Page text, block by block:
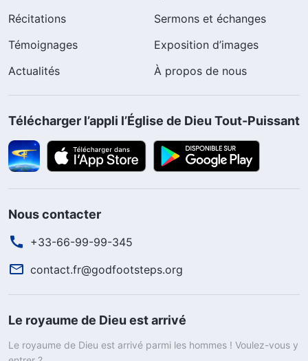
Récitations
Sermons et échanges
Témoignages
Exposition d’images
Actualités
À propos de nous
Télécharger l’appli l’Église de Dieu Tout-Puissant
Nous contacter
+33-66-99-99-345
contact.fr@godfootsteps.org
Le royaume de Dieu est arrivé
Le royaume de Dieu est arrivé parmi les hommes ! Voulez-vous y